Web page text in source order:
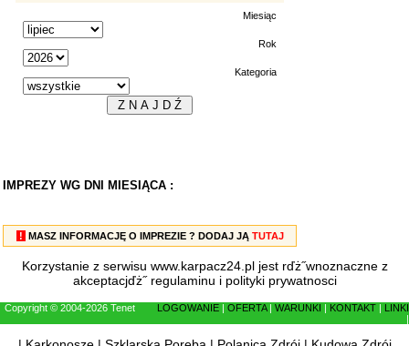
Miesiąc
Rok
Kategoria
IMPREZY WG DNI MIESIĄCA :
! MASZ INFORMACJĘ O IMPREZIE ? DODAJ JĄ TUTAJ
Korzystanie z serwisu www.karpacz24.pl jest rďż˝wnoznaczne z
akceptacjďż˝ regulaminu i polityki prywatnosci
Copyright © 2004-2026 Tenet LOGOWANIE OFERTA| WARUNKI KONTAKT
LINKI